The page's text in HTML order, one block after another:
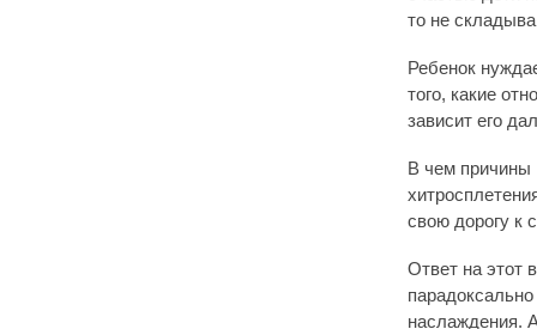
то не
Ребенок
того, какие
зависит его
В чем причины
свою дорогу к
Ответ на этот
наслаждения.